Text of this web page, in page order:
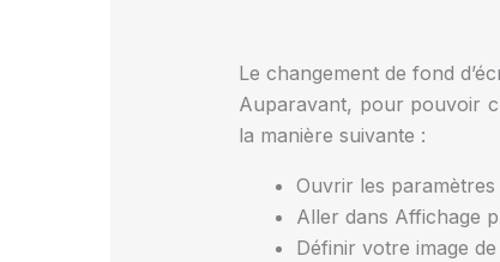
Le changement de fond
Auparavant, pour pouvoir
la manière suivante :
Ouvrir les paramètres
Aller dans Affichage
Définir votre image de